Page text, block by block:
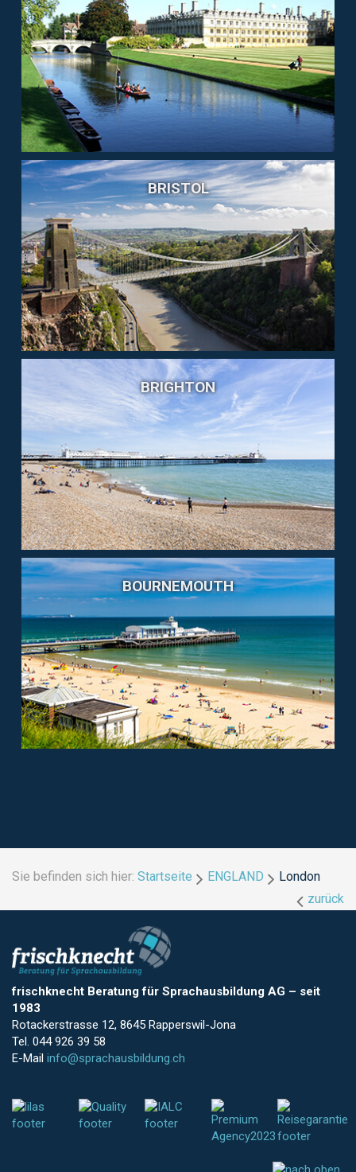
BRISTOL
BRIGHTON
BOURNEMOUTH
Sie befinden sich hier: Startseite ENGLAND
London
zurück
frischknecht Beratung für Sprachausbildung AG – seit
1983
Rotackerstrasse 12, 8645 Rapperswil-Jona
Tel. 044 926 39 58
E-Mail info@sprachausbildung.ch